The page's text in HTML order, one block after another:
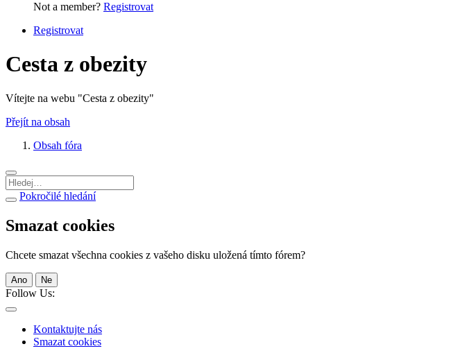
Not a member? Registrovat
Registrovat
Cesta z obezity
Vítejte na webu "Cesta z obezity"
Přejít na obsah
Obsah fóra
Pokročilé hledání
Smazat cookies
Chcete smazat všechna cookies z vašeho disku uložená tímto fórem?
Ano Ne
Follow Us:
Kontaktujte nás
Smazat cookies